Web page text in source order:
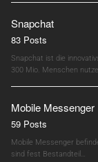
Snapchat
83 Posts
Snapchat ist die
300 Mio. Menschen
Mobile Messenger
59 Posts
Mobile Messenger
sind fest Bestandteil…